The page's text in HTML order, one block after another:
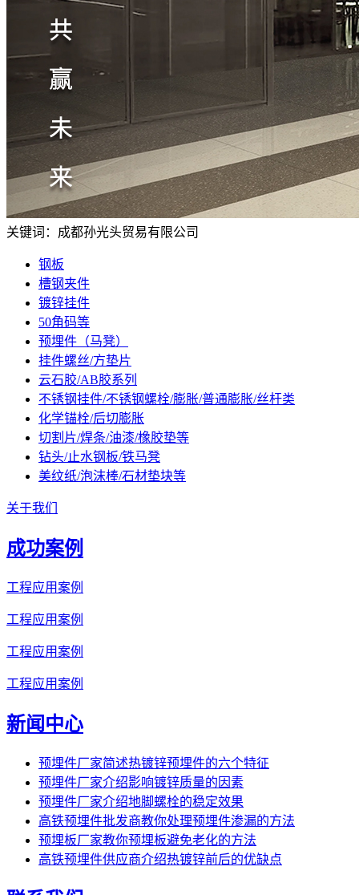
关键词： 成都孙光头贸易有限公司
钢板
槽钢夹件
镀锌挂件
50角码等
预埋件（马凳）
挂件螺丝/方垫片
云石胶/AB胶系列
不锈钢挂件/不锈钢螺栓/膨胀/普通膨胀/丝杆类
化学锚栓/后切膨胀
切割片/焊条/油漆/橡胶垫等
钻头/止水钢板/铁马凳
美纹纸/泡沫棒/石材垫块等
关于我们
成功案例
工程应用案例
工程应用案例
工程应用案例
工程应用案例
新闻中心
预埋件厂家简述热镀锌预埋件的六个特征
预埋件厂家介绍影响镀锌质量的因素
预埋件厂家介绍地脚螺栓的稳定效果
高铁预埋件批发商教你处理预埋件渗漏的方法
预埋板厂家教你预埋板避免老化的方法
高铁预埋件供应商介绍热镀锌前后的优缺点